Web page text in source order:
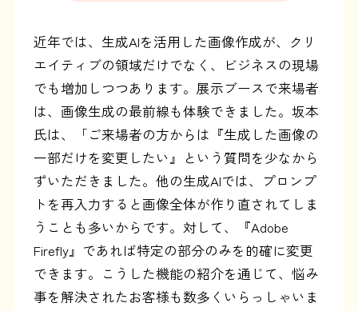
近年では、生成AIを活用した画像作成が、クリ
エイティブの領域だけでなく、ビジネスの現場
でも増加しつつあります。展示ブースで来場者
は、画像生成の最前線も体験できました。坂本
氏は、「ご来場者の方からは『生成した画像の
一部だけを変更したい』という質問を少なから
ずいただきました。他の生成AIでは、プロンプ
トを再入力すると画像全体が作り直されてしま
うことも多いからです。対して、『Adobe
Firefly』であれば特定の部分のみを的確に変更
できます。こうした機能の紹介を通じて、悩み
事を解決されたお客様も数多くいらっしゃいま